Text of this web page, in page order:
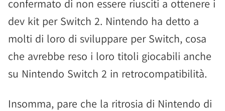
confermato di non essere riusciti a ottenere i
dev kit per Switch 2. Nintendo ha detto a
molti di loro di sviluppare per Switch, cosa
che avrebbe reso i loro titoli giocabili anche
su Nintendo Switch 2 in retrocompatibilità.
Insomma, pare che la ritrosia di Nintendo di